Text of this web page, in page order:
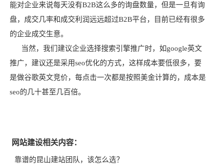
能对企业来说每天没有B2B这么多的询盘数量，但是一旦有询
盘，成交几率和成交利润远远超过B2B平台，目前已经有很多
的企业成交生意。
当然，我们建议企业选择搜索引擎推广时，如google英文
推广，建议还是采用seo优化的方式，这样成本要低很多，要
是做谷歌英文竞价，每点击一次都是按照美金计算的，成本是
seo的几十甚至几百倍。
网站建设相关内容：
靠谱的昆山建站团队，该怎么选？